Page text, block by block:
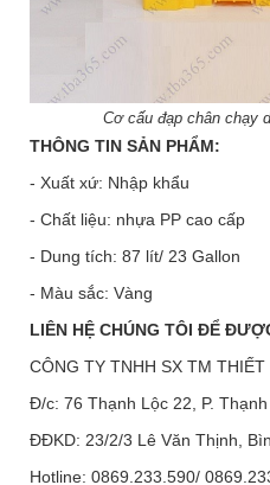
Cơ cấu đạp chân chạy
THÔNG TIN SẢN PHẨM:
- Xuất xứ: Nhập khẩu
- Chất liệu: nhựa PP cao cấp
- Dung tích: 87 lít/ 23 Gallon
- Màu sắc: Vàng
LIÊN HỆ CHÚNG TÔI ĐỂ
CÔNG TY TNHH SX TM THIẾT
Đ/c: 76 Thạnh Lộc 22, P.
ĐĐKD: 23/2/3 Lê Văn Thịnh,
Hotline: 0869.233.590/